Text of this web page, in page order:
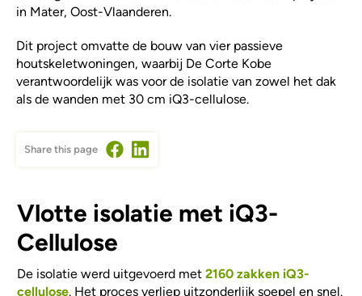
in Mater, Oost-Vlaanderen.
Dit project omvatte de bouw van vier passieve
houtskeletwoningen, waarbij De Corte Kobe
verantwoordelijk was voor de isolatie van zowel het dak
als de wanden met 30 cm iQ3-cellulose.
Share this page
Vlotte isolatie met iQ3-
Cellulose
De isolatie werd uitgevoerd met2160 zakken iQ3-
cellulose. Het proces verliep uitzonderlijk soepel en snel.